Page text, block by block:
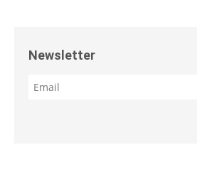
Newsletter